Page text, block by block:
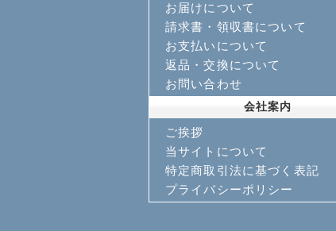
お届けについて
請求書・領収書について
お支払いについて
返品・交換について
お問い合わせ
会社案内
ご挨拶
当サイトについて
特定商取引法に基づく表記
プライバシーポリシー